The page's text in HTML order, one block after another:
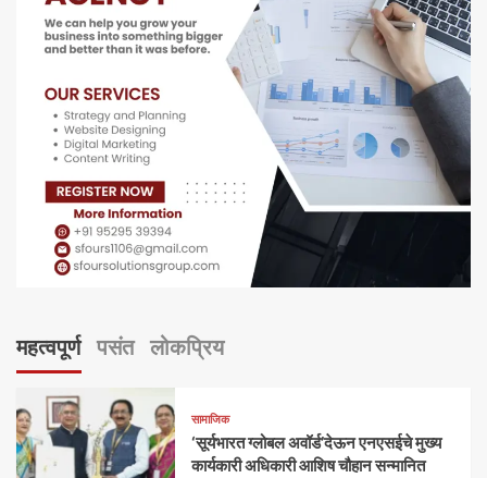
महत्वपूर्ण पसंत लोकप्रिय
सामाजिक
‘सूर्यभारत ग्लोबल अवॉर्ड’देऊन एनएसईचे मुख्य
कार्यकारी अधिकारी आशिष चौहान सन्मानित